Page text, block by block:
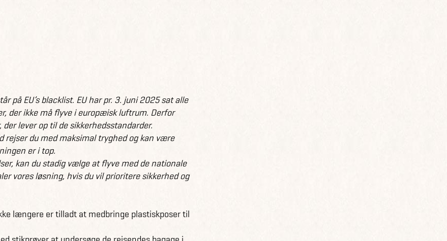
på EU’s blacklist. EU har pr. 3. juni 2025 sat alle
der ikke må flyve i europæisk luftrum. Derfor
lever op til de sikkerhedsstandarder.
du med maksimal tryghed og kan være
er i top.
kan du stadig vælge at flyve med de nationale
vores løsning, hvis du vil prioritere sikkerhed og
længere er tilladt at medbringe plastiskposer til